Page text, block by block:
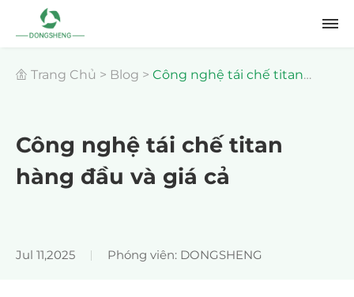
Trang Chủ > Blog > Công nghệ tái chế titan
Công nghệ tái chế titan
hàng đầu và giá cả
Jul 11,2025 Phóng viên: DONGSHENG